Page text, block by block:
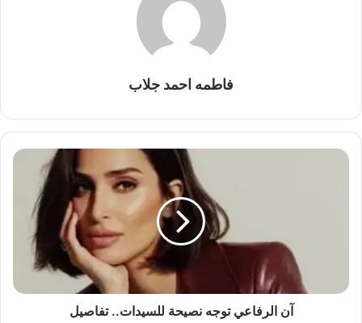
فاطمه احمد جلاب
آن
آن الرفاعي توجه نصيحة للسيدات.. تفاصيل